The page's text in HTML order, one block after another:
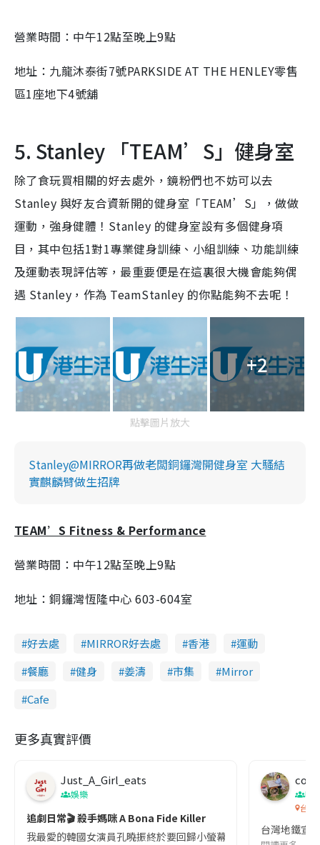
營業時間：中午12點至晚上9點
地址：九龍沐泰街7號PARKSIDE AT THE HENLEY零售
區1座地下4號舖
5. Stanley 「TEAM’S」健身室
除了食玩買相關的好去處外，鏡粉們也不妨可以去
Stanley 與好友合資新開的健身室「TEAM’S」，做做
運動，強身健體！Stanley 的健身室設有多個健身項
目，其中包括1對1專業健身訓練、小組訓練、功能訓練
及運動表現評估等，最重要便是在這裏很大機會能夠偶
遇 Stanley，作為 TeamStanley 的你點能夠不去呢！
+2
點擊圖片放大
Stanley@MIRROR再做老闆銅鑼灣開健身室 大騷結
實麒麟臂做生招牌
TEAM’S Fitness & Performance
營業時間：中午12點至晚上9點
地址：銅鑼灣恆隆中心 603-604室
好去處 MIRROR好去處 香港
運動
餐廳
健身 姜濤 市集
Mirror
Cafe
更多真實評價
Just_A_Girl_eats
娛樂
追劇日常🎬 殺手媽咪 A Bona Fide Killer
我最愛的韓國女演員孔曉振終於要回歸小螢幕啦!這次的劇本改編
co
吹
台灣
台灣地鐵宣